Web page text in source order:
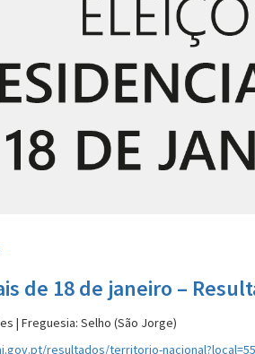
de 18 de janeiro –
| Freguesia: Selho (São Jorge)
resultados/territorio-